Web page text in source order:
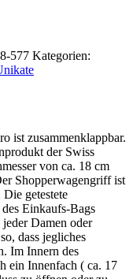
577 Kategorien:
ist zusammenklappbar.
der Swiss
von ca. 18 cm
Shopperwagengriff ist
getestete
Einkaufs-Bags
Damen oder
dass jegliches
Im Innern des
ein Innenfach ( ca. 17